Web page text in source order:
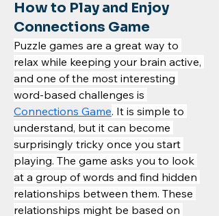
How to Play and Enjoy
Connections Game
Puzzle games are a great way to
relax while keeping your brain active,
and one of the most interesting
Connections Game. It is simple to
understand, but it can become
surprisingly tricky once you start
playing. The game asks you to look
at a group of words and find hidden
relationships between them. These
relationships might be based on